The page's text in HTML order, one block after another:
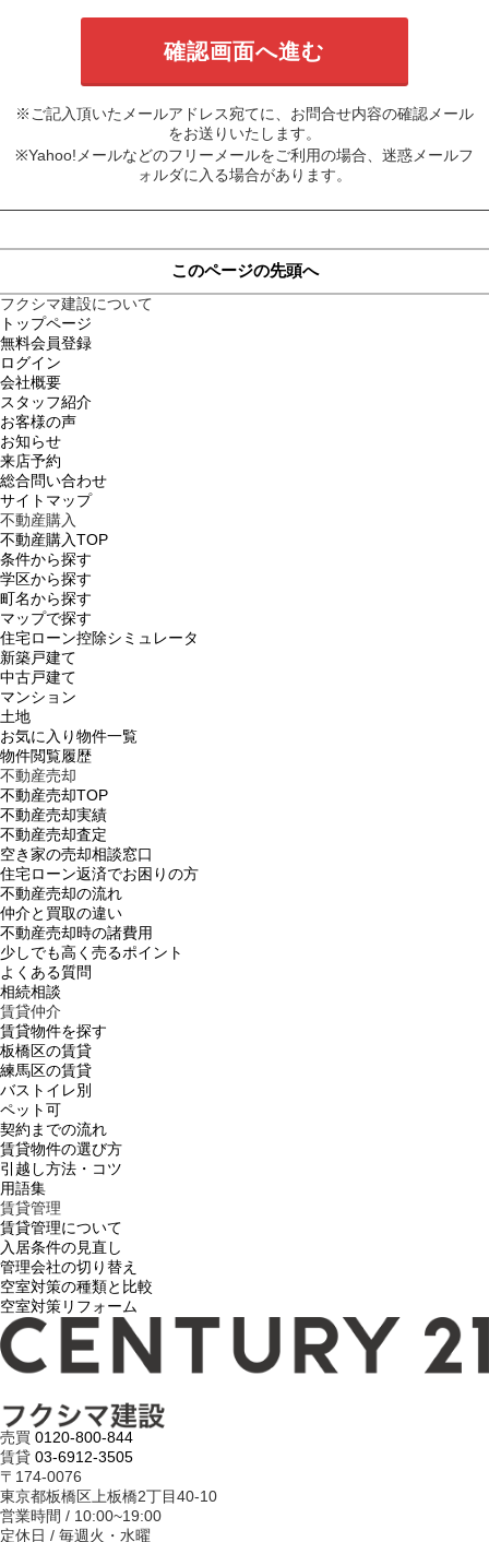
※ご記入頂いたメールアドレス宛てに、お問合せ内容の確認メール
をお送りいたします。
※Yahoo!メールなどのフリーメールをご利用の場合、迷惑メールフ
ォルダに入る場合があります。
このページの先頭へ
フクシマ建設について
トップページ
無料会員登録
ログイン
会社概要
スタッフ紹介
お客様の声
お知らせ
来店予約
総合問い合わせ
サイトマップ
不動産購入
不動産購入TOP
条件から探す
学区から探す
町名から探す
マップで探す
住宅ローン控除シミュレータ
新築戸建て
中古戸建て
マンション
土地
お気に入り物件一覧
物件閲覧履歴
不動産売却
不動産売却TOP
不動産売却実績
不動産売却査定
空き家の売却相談窓口
住宅ローン返済でお困りの方
不動産売却の流れ
仲介と買取の違い
不動産売却時の諸費用
少しでも高く売るポイント
よくある質問
相続相談
賃貸仲介
賃貸物件を探す
板橋区の賃貸
練馬区の賃貸
バストイレ別
ペット可
契約までの流れ
賃貸物件の選び方
引越し方法・コツ
用語集
賃貸管理
賃貸管理について
入居条件の見直し
管理会社の切り替え
空室対策の種類と比較
空室対策リフォーム
売買 0120-800-844
賃貸 03-6912-3505
〒174-0076
東京都板橋区上板橋2丁目40-10
営業時間 / 10:00~19:00
定休日 / 毎週火・水曜